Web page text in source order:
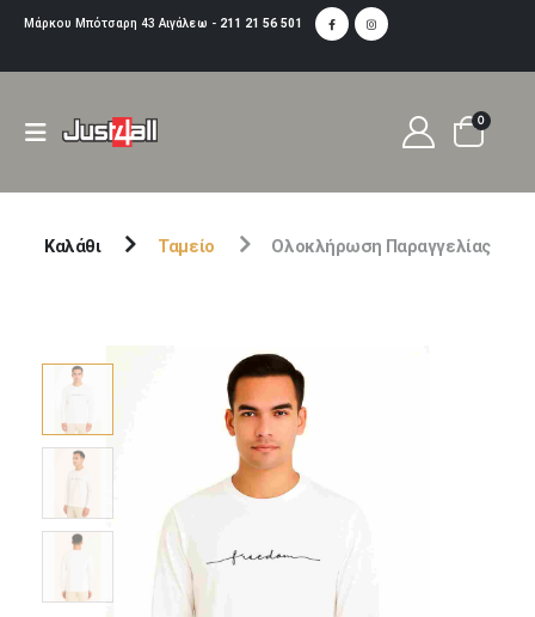
Μάρκου Μπότσαρη 43 Αιγάλεω - 211 21 56 501
0
Καλάθι Ταμείο Ολοκλήρωση Παραγγελίας